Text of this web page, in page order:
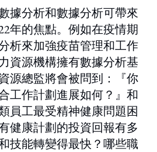
據分析和數據分析可帶來
年的焦點。例如在疫情期
析來加強疫苗管理和工作
資源機構擁有數據分析基
源總監將會被問到：『你
工作計劃進展如何？』和
員工最受精神健康問題困
健康計劃的投資回報有多
技能轉變得最快？哪些職